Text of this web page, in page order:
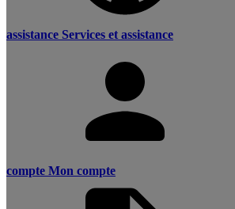
assistance Services et assistance
compte Mon compte